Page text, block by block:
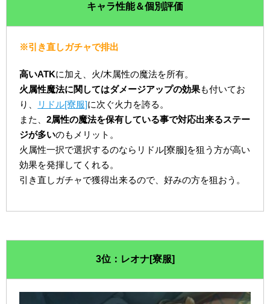
キャラ性能＆個別評価
※引き直しガチャで排出
高いATKに加え、火/木属性の魔法を所有。
火属性魔法に関してはダメージアップの効果も付いてお
り、
リドル[寮服]に次ぐ火力を誇る。
また、2属性の魔法を保有している事で対応出来るステー
ジが多いのもメリット。
火属性一択で選択するのならリドル[寮服]を狙う方が高い
効果を発揮してくれる。
引き直しガチャで獲得出来るので、好みの方を狙おう。
3位：レオナ[寮服]